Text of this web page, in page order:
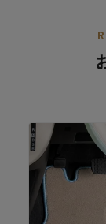
があればご連絡